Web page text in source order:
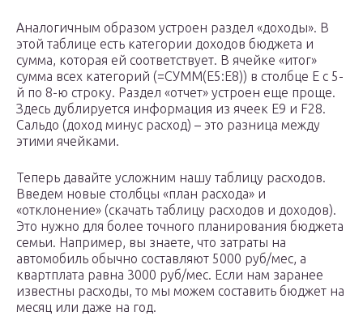
Аналогичным образом устроен раздел «доходы». В
этой таблице есть категории доходов бюджета и
сумма, которая ей соответствует. В ячейке «итог»
сумма всех категорий (=СУММ(E5:E8)) в столбце Е с 5-
й по 8-ю строку. Раздел «отчет» устроен еще проще.
Здесь дублируется информация из ячеек E9 и F28.
Сальдо (доход минус расход) – это разница между
этими ячейками.
Теперь давайте усложним нашу таблицу расходов.
Введем новые столбцы «план расхода» и
«отклонение» (скачать таблицу расходов и доходов).
Это нужно для более точного планирования бюджета
семьи. Например, вы знаете, что затраты на
автомобиль обычно составляют 5000 руб/мес, а
квартплата равна 3000 руб/мес. Если нам заранее
известны расходы, то мы можем составить бюджет на
месяц или даже на год.